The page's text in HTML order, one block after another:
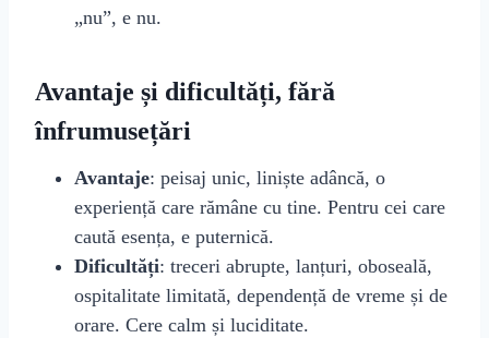
„nu”, e nu.
Avantaje și dificultăți, fără
înfrumusețări
Avantaje: peisaj unic, liniște adâncă, o
experiență care rămâne cu tine. Pentru cei care
caută esența, e puternică.
Dificultăți: treceri abrupte, lanțuri, oboseală,
ospitalitate limitată, dependență de vreme și de
orare. Cere calm și luciditate.